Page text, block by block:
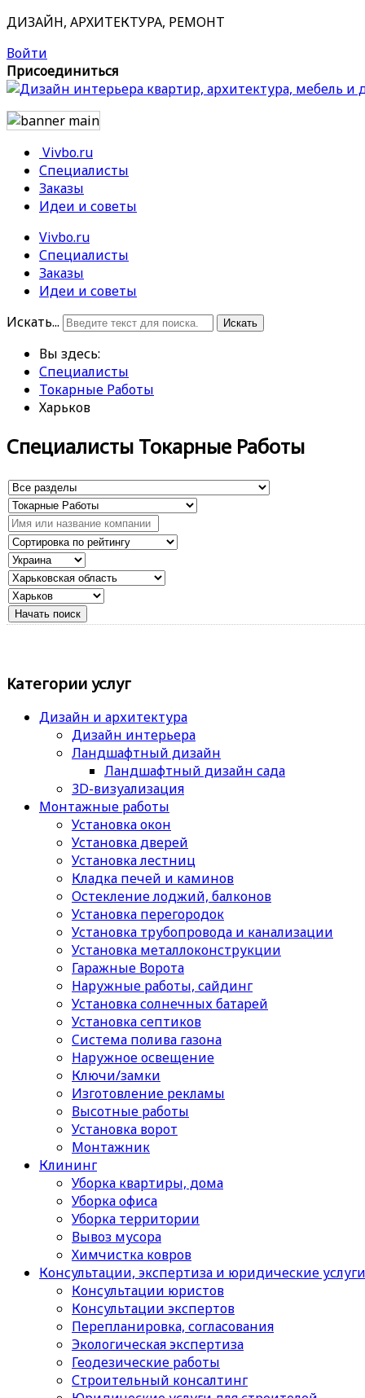
ДИЗАЙН, АРХИТЕКТУРА, РЕМОНТ
Войти
Присоединиться
Vivbo.ru
Специалисты
Заказы
Идеи и советы
Vivbo.ru
Специалисты
Заказы
Идеи и советы
Искать...
Искать
Вы здесь:
Специалисты
Токарные Работы
Харьков
Специалисты Токарные Работы
Категории услуг
Дизайн и архитектура
Дизайн интерьера
Ландшафтный дизайн
Ландшафтный дизайн сада
3D-визуализация
Монтажные работы
Установка окон
Установка дверей
Установка лестниц
Кладка печей и каминов
Остекление лоджий, балконов
Установка перегородок
Установка трубопровода и канализации
Установка металлоконструкции
Гаражные Ворота
Наружные работы, сайдинг
Установка солнечных батарей
Установка септиков
Cистема полива газона
Наружное освещение
Ключи/замки
Изготовление рекламы
Высотные работы
Установка ворот
Монтажник
Клининг
Уборка квартиры, дома
Уборка офиса
Уборка территории
Вывоз мусора
Химчистка ковров
Консультации, экспертиза и юридические услуги
Консультации юристов
Консультации экспертов
Перепланировка, согласования
Экологическая экспертиза
Геодезические работы
Строительный консалтинг